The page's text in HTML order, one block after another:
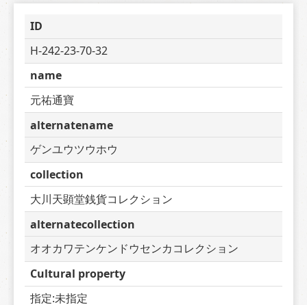
ID
H-242-23-70-32
name
元祐通寶
alternatename
ゲンユウツウホウ
collection
大川天顕堂銭貨コレクション
alternatecollection
オオカワテンケンドウセンカコレクション
Cultural property
指定:未指定